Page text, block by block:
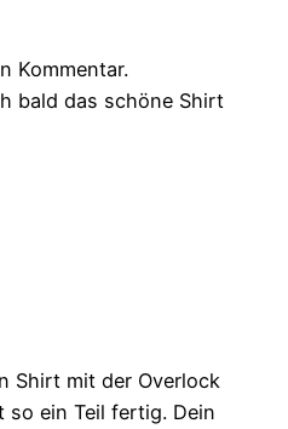
Kommentar.
bald das schöne Shirt
Shirt mit der Overlock
so ein Teil fertig. Dein